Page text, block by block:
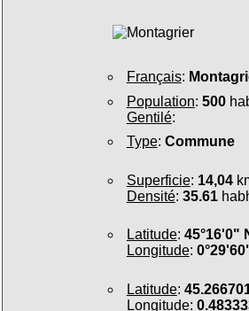
Français:
Population: 500
Gentilé:
Type: Commune
Superficie: 14,04
Densité: 35.61
Latitude: 45°16'0"
Longitude:
Latitude:
Longitude: